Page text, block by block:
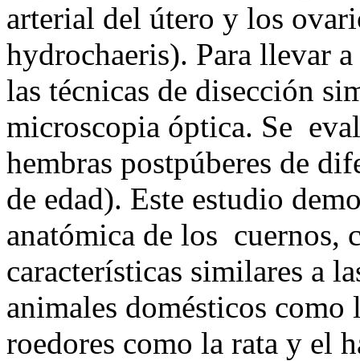
arterial del útero y los
hydrochaeris). Para llevar
las técnicas de disección
microscopia óptica. Se
hembras postpúberes de
de edad). Este estudio
anatómica de los cuernos,
características similares a
animales domésticos
roedores como la rata y el